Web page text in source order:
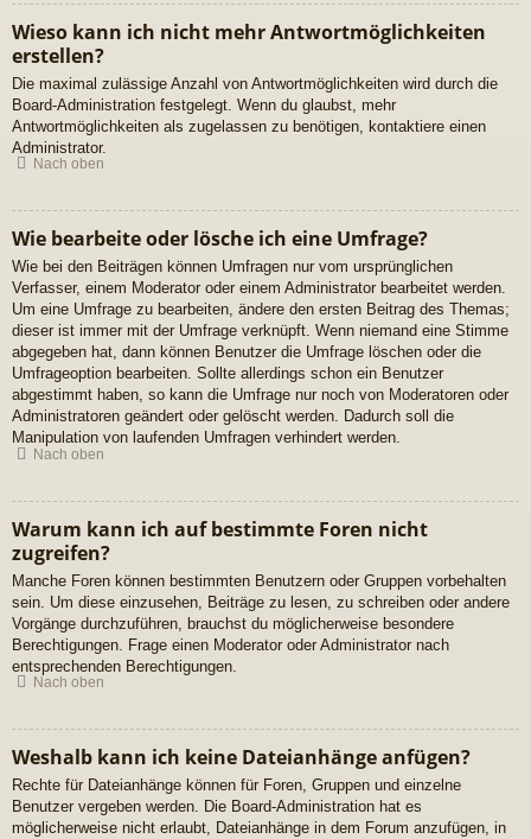
Wieso kann ich nicht mehr Antwortmöglichkeiten
erstellen?
Die maximal zulässige Anzahl von Antwortmöglichkeiten wird durch die
Board-Administration festgelegt. Wenn du glaubst, mehr
Antwortmöglichkeiten als zugelassen zu benötigen, kontaktiere einen
Administrator.
Nach oben
Wie bearbeite oder lösche ich eine Umfrage?
Wie bei den Beiträgen können Umfragen nur vom ursprünglichen
Verfasser, einem Moderator oder einem Administrator bearbeitet werden.
Um eine Umfrage zu bearbeiten, ändere den ersten Beitrag des Themas;
dieser ist immer mit der Umfrage verknüpft. Wenn niemand eine Stimme
abgegeben hat, dann können Benutzer die Umfrage löschen oder die
Umfrageoption bearbeiten. Sollte allerdings schon ein Benutzer
abgestimmt haben, so kann die Umfrage nur noch von Moderatoren oder
Administratoren geändert oder gelöscht werden. Dadurch soll die
Manipulation von laufenden Umfragen verhindert werden.
Nach oben
Warum kann ich auf bestimmte Foren nicht
zugreifen?
Manche Foren können bestimmten Benutzern oder Gruppen vorbehalten
sein. Um diese einzusehen, Beiträge zu lesen, zu schreiben oder andere
Vorgänge durchzuführen, brauchst du möglicherweise besondere
Berechtigungen. Frage einen Moderator oder Administrator nach
entsprechenden Berechtigungen.
Nach oben
Weshalb kann ich keine Dateianhänge anfügen?
Rechte für Dateianhänge können für Foren, Gruppen und einzelne
Benutzer vergeben werden. Die Board-Administration hat es
möglicherweise nicht erlaubt, Dateianhänge in dem Forum anzufügen, in